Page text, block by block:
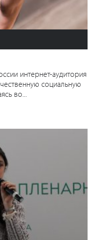
интернет-аудитория
социальную
во...